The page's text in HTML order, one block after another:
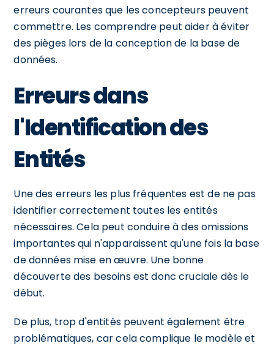
erreurs courantes que les concepteurs peuvent
commettre. Les comprendre peut aider à éviter
des pièges lors de la conception de la base de
données.
Erreurs dans
l'Identification des
Entités
Une des erreurs les plus fréquentes est de ne pas
identifier correctement toutes les entités
nécessaires. Cela peut conduire à des omissions
importantes qui n'apparaissent qu'une fois la base
de données mise en œuvre. Une bonne
découverte des besoins est donc cruciale dès le
début.
De plus, trop d'entités peuvent également être
problématiques, car cela complique le modèle et